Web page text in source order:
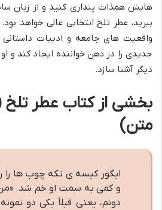
هایش همذات پنداری کنید و از زبان
ببرید، عطر تلخ انتخابی عالی خواهد
واقعیت های جامعه و ادبیات
جدیدی را در ذهن خواننده ایجاد کند و او
دیگر آشنا سازد.
بخشی از کتاب عطر تلخ
متن)
ایگور کیسه ی تکه چوب ها را
و کمی به سمت او خم شد.
دونم، یعنی قبلاً یکی دو